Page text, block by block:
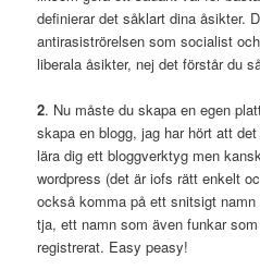
definierar det såklart dina åsikter.
antirasiströrelsen som socialist
liberala åsikter, nej det förstår du
2. Nu måste du skapa en egen
skapa en blogg, jag har hört att
lära dig ett bloggverktyg men
wordpress (det är iofs rätt enkelt
också komma på ett snitsigt
tja, ett namn som även funkar
registrerat. Easy peasy!